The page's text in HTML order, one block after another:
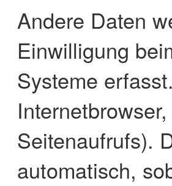
Andere Daten
Einwilligung
Systeme
Seitenaufrufs).
automatisch,